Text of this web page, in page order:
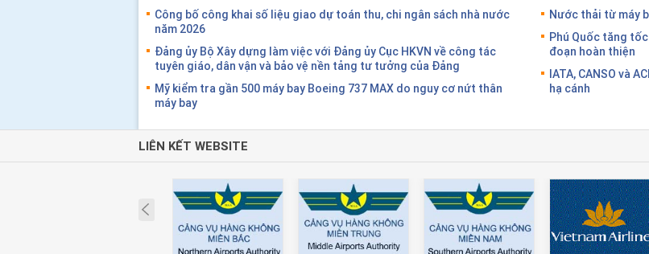
Công bố công khai số liệu giao dự toán thu, chi ngân sách nhà nước
năm 2026
Đảng ủy Bộ Xây dựng làm việc với Đảng ủy Cục HKVN về công tác
tuyên giáo, dân vận và bảo vệ nền tảng tư tưởng của Đảng
Mỹ kiểm tra gần 500 máy bay Boeing 737 MAX do nguy cơ nứt thân
máy bay
Nước thải từ máy
Phú Quốc tăng
đoạn hoàn thiện
IATA, CANSO và
hạ cánh
LIÊN KẾT WEBSITE
Prev